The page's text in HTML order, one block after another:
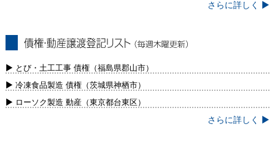
さらに詳しく ▶
新）
▶ とび・土工工事 債権（福島県郡山市）
▶ 冷凍食品製造 債権（茨城県神栖市）
▶ ローソク製造 動産（東京都台東区）
さらに詳しく ▶